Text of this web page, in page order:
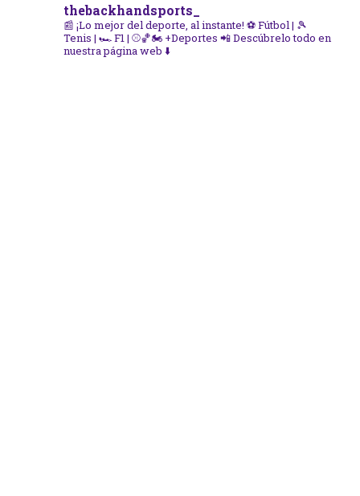
thebackhandsports_
📰 ¡Lo mejor del deporte, al instante! ⚽ Fútbol | 🎾
Tenis | 🏎️ F1 | ⚾🏀🏍️ +Deportes 📲 Descúbrelo todo en
nuestra página web ⬇️